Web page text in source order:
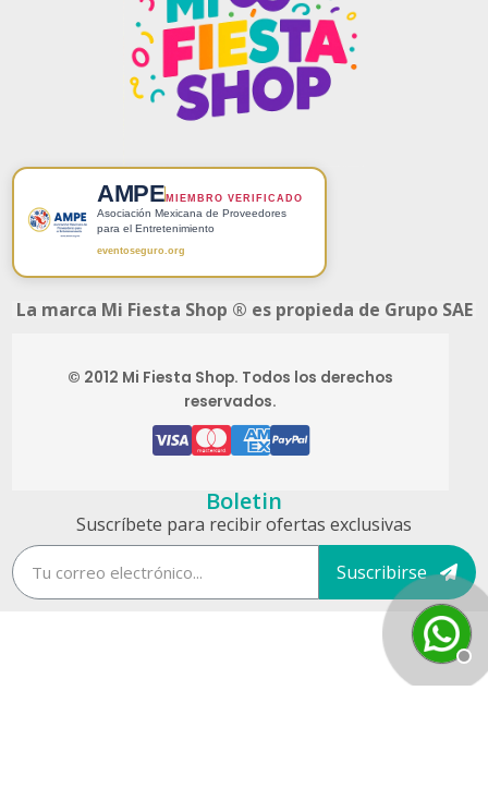
AMPE MIEMBRO VERIFICADO
Asociación Mexicana de Proveedores
para el Entretenimiento
eventoseguro.org
La marca Mi Fiesta Shop ® es propieda de Grupo SAE
© 2012 Mi Fiesta Shop. Todos los derechos
reservados.
Boletin
Suscríbete para recibir ofertas exclusivas
Suscribirse